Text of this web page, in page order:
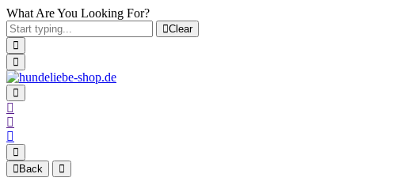
What Are You Looking For?
Clear
Back